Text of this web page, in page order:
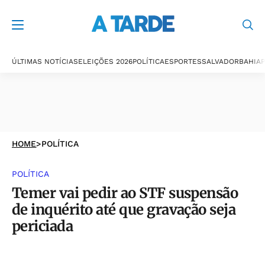
ÚLTIMAS NOTÍCIASELEIÇÕES 2026POLÍTICAESPORTESSALVADORBAHIA
HOME>POLÍTICA
POLÍTICA
Temer vai pedir ao STF suspensão
de inquérito até que gravação seja
periciada